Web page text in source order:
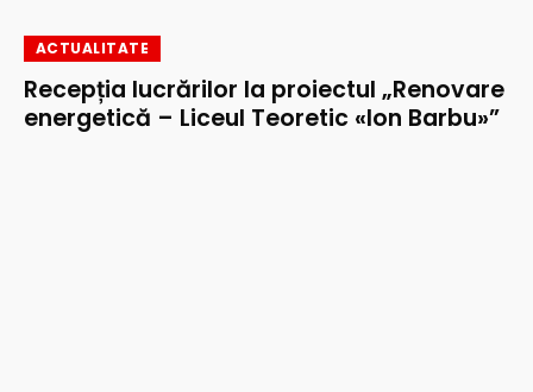
ACTUALITATE
Recepția lucrărilor la proiectul „Renovare
energetică – Liceul Teoretic «Ion Barbu»”